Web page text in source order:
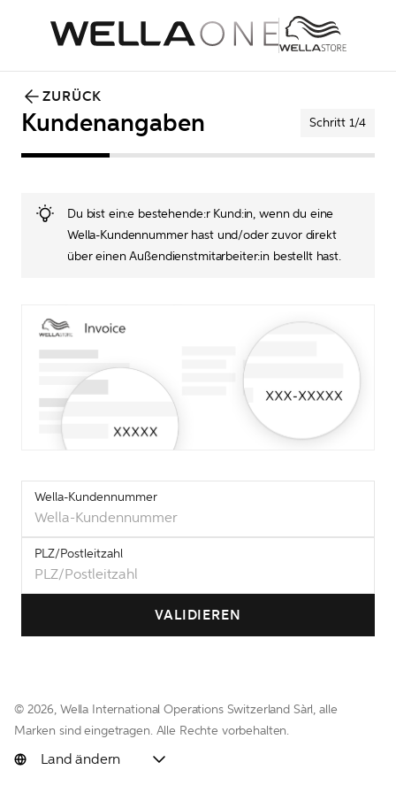
ZURÜCK
Kundenangaben Schritt 1/4
Du bist ein:e bestehende:r Kund:in, wenn du eine
Wella-Kundennummer hast und/oder zuvor direkt
über einen Außendienstmitarbeiter:in bestellt hast.
Wella-Kundennummer
PLZ/Postleitzahl
VALIDIEREN
© 2026, Wella International Operations Switzerland Sàrl, alle
Marken sind eingetragen. Alle Rechte vorbehalten.